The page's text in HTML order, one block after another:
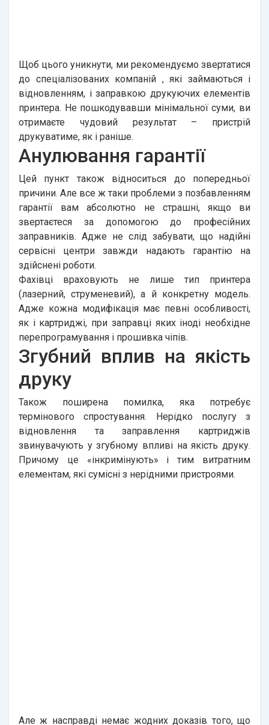
Щоб цього уникнути, ми рекомендуємо звертатися
до спеціалізованих компаній , які займаються і
відновленням, і заправкою друкуючих елементів
принтера. Не пошкодувавши мінімальної суми, ви
отримаєте чудовий результат – пристрій
друкуватиме, як і раніше.
Анулювання гарантії
Цей пункт також відноситься до попередньої
причини. Але все ж таки проблеми з позбавленням
гарантії вам абсолютно не страшні, якщо ви
звертаєтеся за допомогою до професійних
заправників. Адже не слід забувати, що надійні
сервісні центри завжди надають гарантію на
здійснені роботи.
Фахівці враховують не лише тип принтера
(лазерний, струменевий), а й конкретну модель.
Адже кожна модифікація має певні особливості,
як і картриджі, при заправці яких іноді необхідне
перепрограмування і прошивка чіпів.
Згубний вплив на якість
друку
Також поширена помилка, яка потребує
термінового спростування. Нерідко послугу з
відновлення та заправлення картриджів
звинувачують у згубному впливі на якість друку.
Причому це «інкримінують» і тим витратним
елементам, які сумісні з нерідними пристроями.
Але ж насправді немає жодних доказів того, що